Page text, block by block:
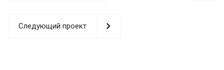
Следующий проект